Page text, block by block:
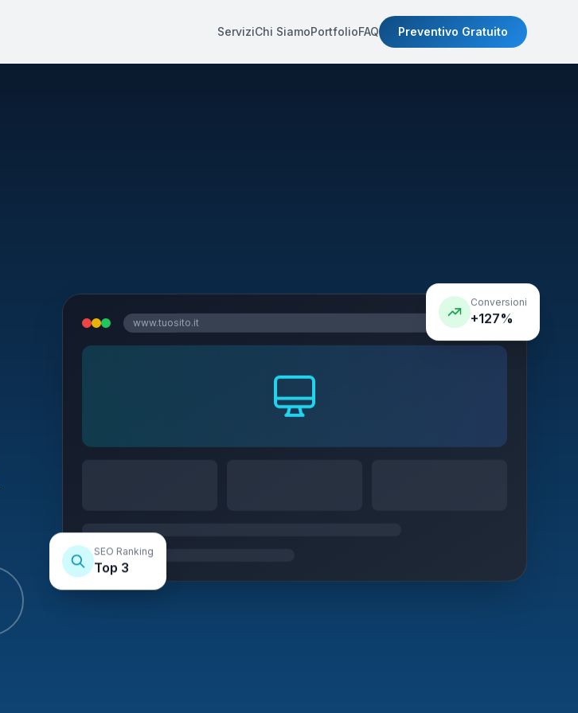
ServiziChi SiamoPortfolioFAQ Preventivo Gratuito
www.tuosito.it
Conversioni
+127%
SEO Ranking
Top 3